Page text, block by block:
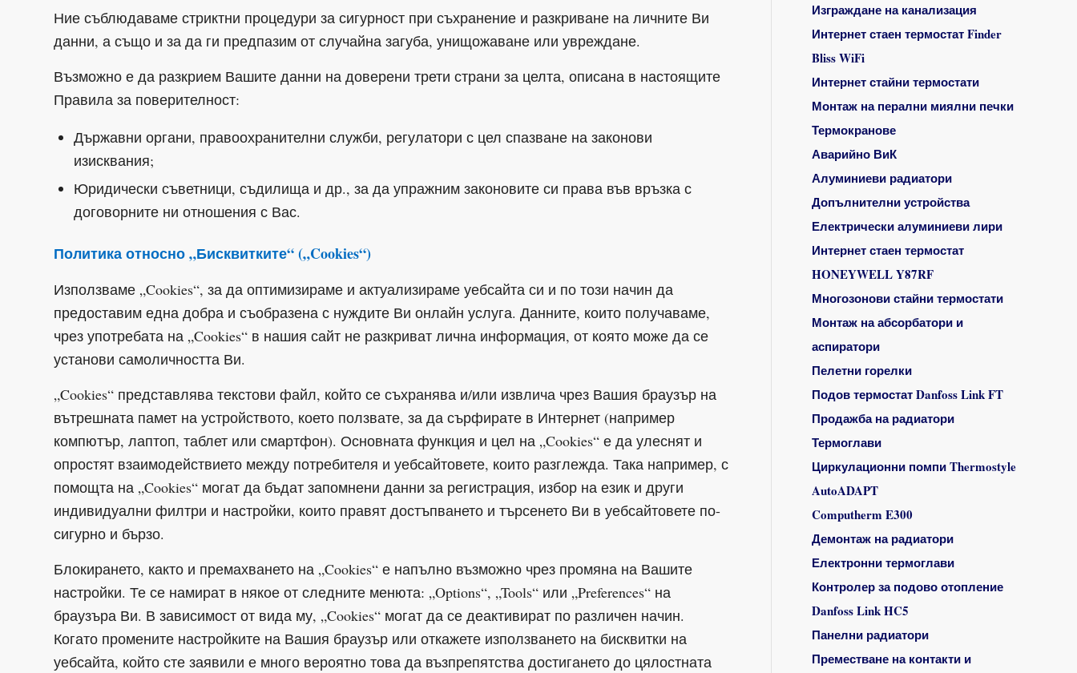
Ние съблюдаваме стриктни процедури за сигурност при съхранение и разкриване на личните Ви
данни, а също и за да ги предпазим от случайна загуба, унищожаване или увреждане.
Възможно е да разкрием Вашите данни на доверени трети страни за целта, описана в настоящите
Правила за поверителност:
Държавни органи, правоохранителни служби, регулатори с цел спазване на законови
изисквания;
Юридически съветници, съдилища и др., за да упражним законовите си права във връзка с
договорните ни отношения с Вас.
Политика относно „Бисквитките“ („Cookies“)
Използваме „Cookies“, за да оптимизираме и актуализираме уебсайта си и по този начин да
предоставим една добра и съобразена с нуждите Ви онлайн услуга. Данните, които получаваме,
чрез употребата на „Cookies“ в нашия сайт не разкриват лична информация, от която може да се
установи самоличността Ви.
„Cookies“ представлява текстови файл, който се съхранява и/или извлича чрез Вашия браузър на
вътрешната памет на устройството, което ползвате, за да сърфирате в Интернет (например
компютър, лаптоп, таблет или смартфон). Основната функция и цел на „Cookies“ е да улеснят и
опростят взаимодействието между потребителя и уебсайтовете, които разглежда. Така например, с
помощта на „Cookies“ могат да бъдат запомнени данни за регистрация, избор на език и други
индивидуални филтри и настройки, които правят достъпването и търсенето Ви в уебсайтовете по-
сигурно и бързо.
Блокирането, както и премахването на „Cookies“ е напълно възможно чрез промяна на Вашите
настройки. Те се намират в някое от следните менюта: „Options“, „Tools“ или „Preferences“ на
браузъра Ви. В зависимост от вида му, „Cookies“ могат да се деактивират по различен начин.
Когато промените настройките на Вашия браузър или откажете използването на бисквитки на
уебсайта, който сте заявили е много вероятно това да възпрепятства достигането до цялостната
Изграждане на канализация
Интернет стаен термостат Finder
Bliss WiFi
Интернет стайни термостати
Монтаж на перални миялни печки
Термокранове
Аварийно ВиК
Алуминиеви радиатори
Допълнителни устройства
Електрически алуминиеви лири
Интернет стаен термостат
HONEYWELL Y87RF
Многозонови стайни термостати
Монтаж на абсорбатори и
аспиратори
Пелетни горелки
Подов термостат Danfoss Link FT
Продажба на радиатори
Термоглави
Циркулационни помпи Thermostyle
AutoADAPT
Computherm E300
Демонтаж на радиатори
Електронни термоглави
Контролер за подово отопление
Danfoss Link HC5
Панелни радиатори
Преместване на контакти и